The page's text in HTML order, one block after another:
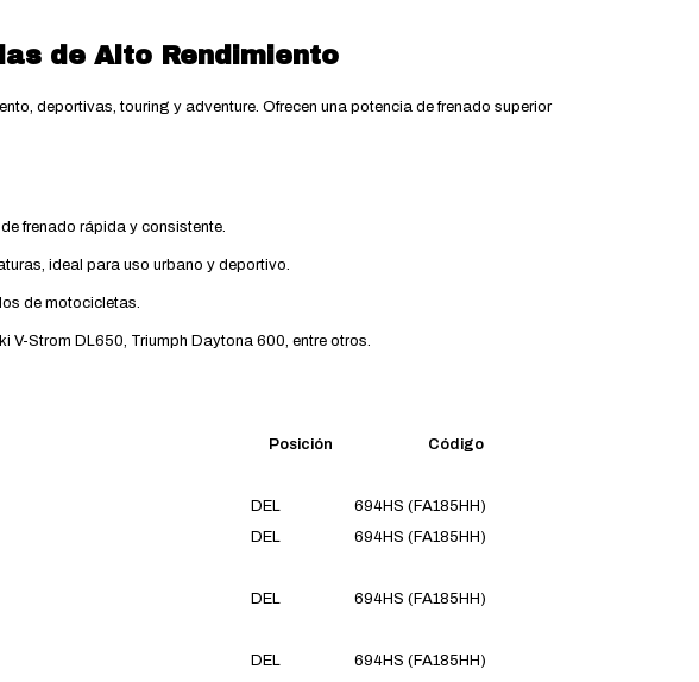
de Alto Rendimiento
deportivas, touring y adventure. Ofrecen una potencia de frenado superior
frenado rápida y consistente.
ideal para uso urbano y deportivo.
de motocicletas.
Strom DL650, Triumph Daytona 600, entre otros.
Posición
Código
DEL
694HS (FA185HH)
DEL
694HS (FA185HH)
DEL
694HS (FA185HH)
DEL
694HS (FA185HH)